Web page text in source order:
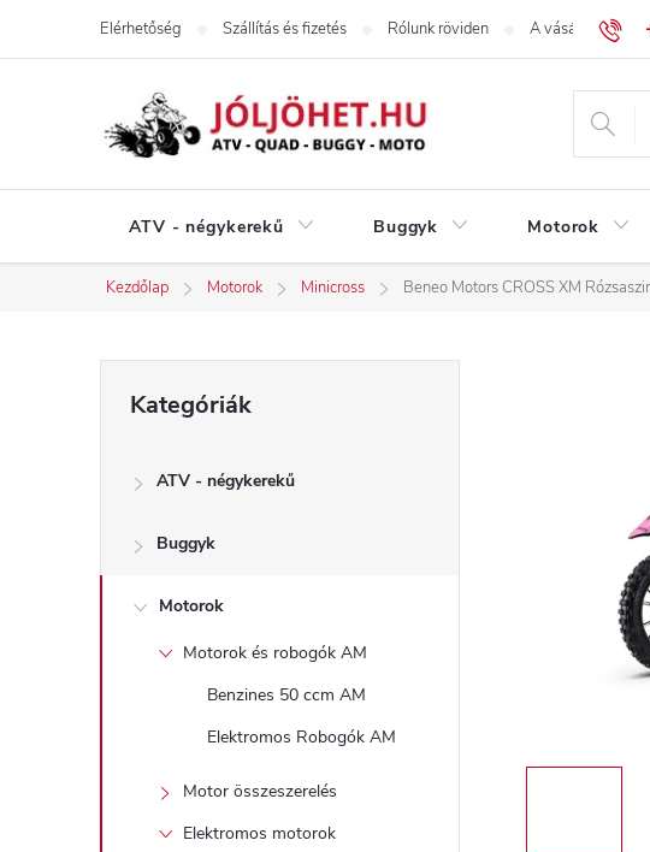
Elérhetőség Szállítás és fizetés Rólunk röviden A vásárlás
ATV - négykerekű Buggyk Motorok
Kezdőlap Motorok Minicross Beneo Motors CROSS XM
O
a
átugrása
Kategóriák
ATV - négykerekű
Buggyk
Motorok
Motorok és robogók AM
Benzines 50 ccm AM
Elektromos Robogók AM
Motor összeszerelés
Elektromos motorok